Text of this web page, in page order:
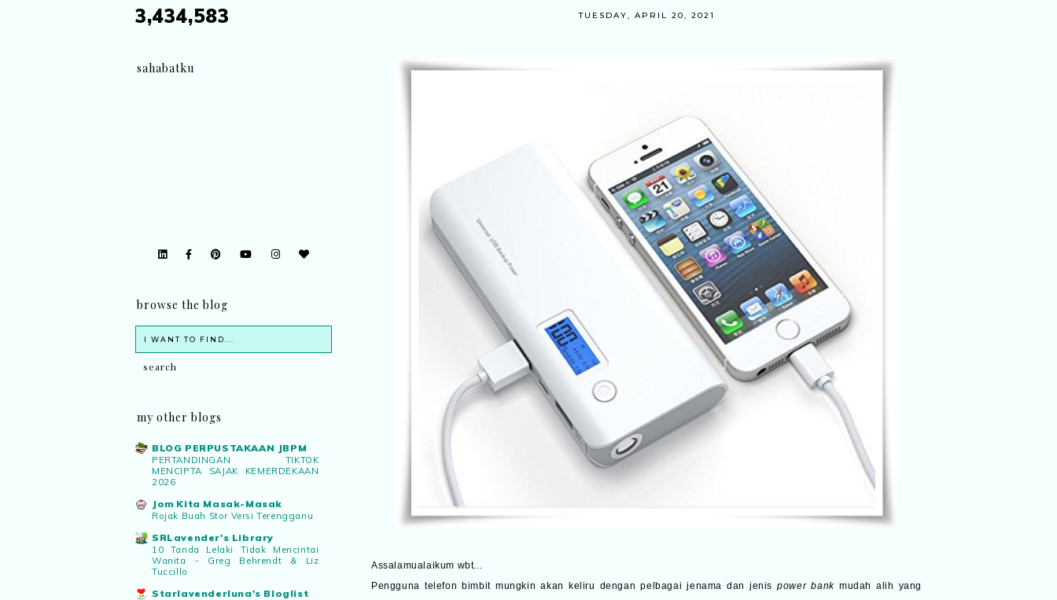
TUESDAY, APRIL 20, 2021
Assalamualaikum wbt...
Pengguna telefon bimbit mungkin akan keliru dengan pelbagai jenama dan jenispower bankmudah alih yang
3,434,583
sahabatku
browse the blog
my other blogs
BLOG PERPUSTAKAAN JBPM
PERTANDINGAN TIKTOK
MENCIPTA SAJAK KEMERDEKAAN
2026
Jom Kita Masak-Masak
Rojak Buah Stor Versi Terengganu
SRLavender's Library
10 Tanda Lelaki Tidak Mencintai
Wanita - Greg Behrendt & Liz
Tuccillo
Starlavenderluna's Bloglist